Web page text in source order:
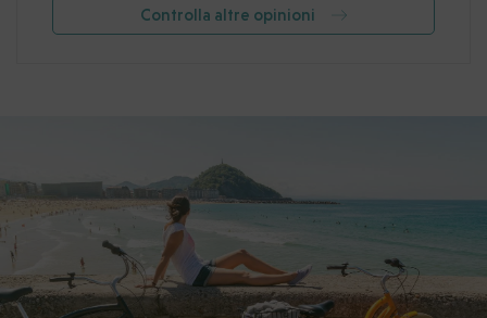
Controlla altre opinioni